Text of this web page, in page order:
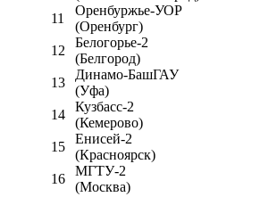
11
Оренбуржье-УОР
(Оренбург)
12
Белогорье-2
(Белгород)
13
Динамо-БашГАУ
(Уфа)
14
Кузбасс-2
(Кемерово)
15
Енисей-2
(Красноярск)
16
МГТУ-2
(Москва)